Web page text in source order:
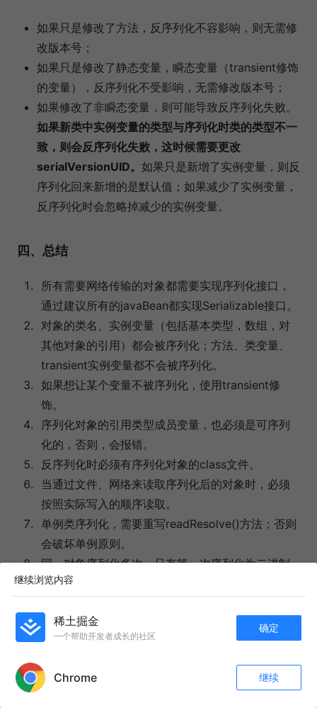
如果只是修改了方法，反序列化不容影响，则无需修
改版本号；
如果只是修改了静态变量，瞬态变量（transient修饰
的变量），反序列化不受影响，无需修改版本号；
如果修改了非瞬态变量，则可能导致反序列化失败。
如果新类中实例变量的类型与序列化时类的类型不一
致，则会反序列化失败，这时候需要更改
serialVersionUID。 如果只是新增了实例变量，则反
序列化回来新增的是默认值；如果减少了实例变量，
反序列化时会忽略掉减少的实例变量。
四、总结
所有需要网络传输的对象都需要实现序列化接口，
通过建议所有的javaBean都实现Serializable接口。
对象的类名、实例变量（包括基本类型，数组，对
其他对象的引用）都会被序列化；方法、类变量、
transient实例变量都不会被序列化。
如果想让某个变量不被序列化，使用transient修
饰。
序列化对象的引用类型成员变量，也必须是可序列
化的，否则，会报错。
反序列化时必须有序列化对象的class文件。
当通过文件、网络来读取序列化后的对象时，必须
按照实际写入的顺序读取。
单例类序列化，需要重写readResolve()方法；否则
会破坏单例原则。
同一对象序列化多次，只有第一次序列化为二进制
流，以后都只是保存序列化编号，不会重复序列
建议所有可序列化的类加上serialVersionUID 版本
号，方便项目升级。
123
继续浏览内容
稀土掘金
一个帮助开发者成长的社区
确定
Chrome 继续